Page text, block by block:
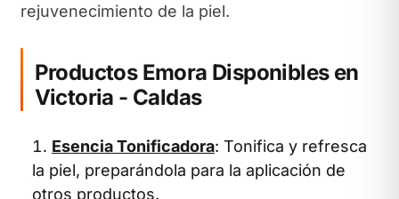
rejuvenecimiento de la piel.
Productos Emora Disponibles en
Victoria - Caldas
Esencia Tonificadora: Tonifica y refresca
la piel, preparándola para la aplicación de
otros productos.